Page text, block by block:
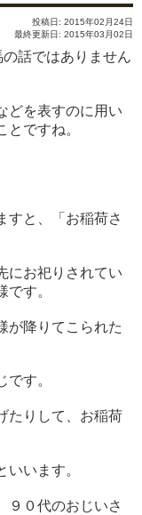
投稿日: 2015年02月24日
最終更新日: 2015年03月02日
話ではありません
を表すのに用い
ですね。
すと、「お稲荷さ
にお祀りされてい
す。
が降りてこられた
す。
たりして、お稲荷
います。
９０代のおじいさ